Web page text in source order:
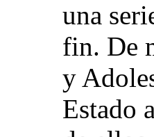
una
fin. De
y
Estado